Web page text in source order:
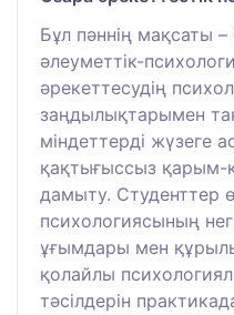
Бұл пәннің мақсаты
әлеуметтік-
әрекеттесудің
заңдылықтарымен
міндеттерді жүзеге
қақтығыссыз қарым-
дамыту. Студенттер
психологиясының
ұғымдары мен
қолайлы
тәсілдерін